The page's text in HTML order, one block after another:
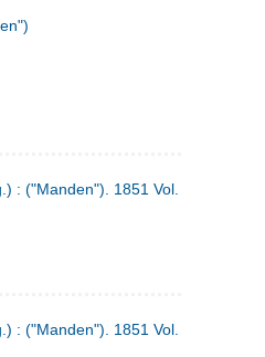
: ("Manden"). 1851 Vol. 2 Nr. 1
: ("Manden"). 1851 Vol. 1 Nr. 10